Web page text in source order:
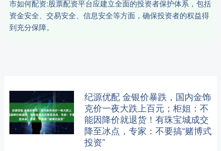
市如何配资:股票配资平台应建立全面的投资者保护体系，包括
资金安全、交易安全、信息安全等方面，确保投资者的权益得
到充分保障。
纪源优配 金银价暴跌，国内金饰
克价一夜大跌上百元；柜姐：不
能因降价就退货！有珠宝城成交
降至冰点，专家：不要搞“赌博式
投资”